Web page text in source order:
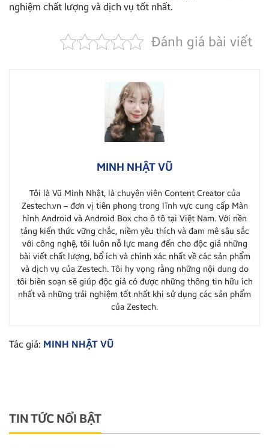
nghiệm chất lượng và dịch vụ tốt nhất.
Đánh giá bài viết
MINH NHẬT VŨ
Tôi là Vũ Minh Nhật, là chuyên viên Content Creator của
Zestech.vn – đơn vị tiên phong trong lĩnh vực cung cấp Màn
hình Android và Android Box cho ô tô tại Việt Nam. Với nền
tảng kiến thức vững chắc, niềm yêu thích và đam mê sâu sắc
với công nghệ, tôi luôn nỗ lực mang đến cho độc giả những
bài viết chất lượng, bổ ích và chính xác nhất về các sản phẩm
và dịch vụ của Zestech. Tôi hy vọng rằng những nội dung do
tôi biên soạn sẽ giúp độc giả có được những thông tin hữu ích
nhất và những trải nghiệm tốt nhất khi sử dụng các sản phẩm
của Zestech.
Tác giả: MINH NHẬT VŨ
TIN TỨC NỔI BẬT